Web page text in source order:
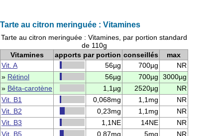
Tarte au citron meringuée : Vitamines
Tarte au citron meringuée : Vitamines, par portion standard
de 110g
Vitamines
apports par portion conseillés
max
Vit. A
56µg 700µg
NR
» Rétinol 56µg 700µg
3000µg
» Bêta-carotène 1,1µg 2520µg
NR
Vit. B1
0,068mg 1,1mg
NR
Vit. B2
0,23mg 1,1mg
NR
Vit. B3
1,1NE 14NE
NR
Vit. B5
0,87mg 5mg
NR